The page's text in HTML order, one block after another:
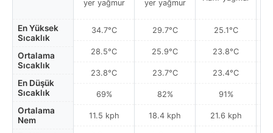
En Yüksek
Sıcaklık
Ortalama
Sıcaklık
En Düşük
Sıcaklık
Ortalama
Nem
yer yağmur
34.7°C
28.5°C
23.8°C
69%
11.5 kph
yer yağmur
29.7°C
25.9°C
23.7°C
82%
18.4 kph
25.1°C
23.8°C
23.4°C
91%
21.6 kph